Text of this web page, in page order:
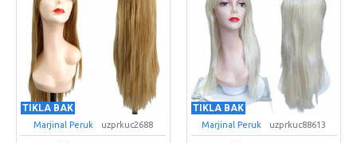
TIKLA BAK
Marjinal Peruk uzprkuc2688
TIKLA BAK
Marjinal Peruk uzprkuc88613